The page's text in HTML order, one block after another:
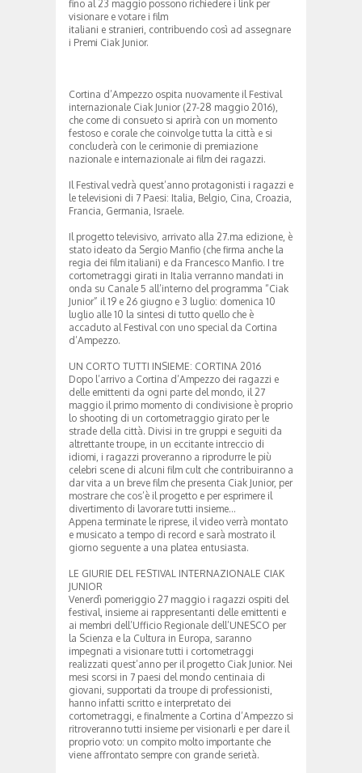
fino al 23 maggio possono richiedere i link per
visionare e votare i film
italiani e stranieri, contribuendo così ad assegnare
i Premi Ciak Junior.
Cortina d’Ampezzo ospita nuovamente il Festival
internazionale Ciak Junior (27-28 maggio 2016),
che come di consueto si aprirà con un momento
festoso e corale che coinvolge tutta la città e si
concluderà con le cerimonie di premiazione
nazionale e internazionale ai film dei ragazzi.
Il Festival vedrà quest’anno protagonisti i ragazzi e
le televisioni di 7 Paesi: Italia, Belgio, Cina, Croazia,
Francia, Germania, Israele.
Il progetto televisivo, arrivato alla 27.ma edizione, è
stato ideato da Sergio Manfio (che firma anche la
regia dei film italiani) e da Francesco Manfio. I tre
cortometraggi girati in Italia verranno mandati in
onda su Canale 5 all’interno del programma “Ciak
Junior” il 19 e 26 giugno e 3 luglio: domenica 10
luglio alle 10 la sintesi di tutto quello che è
accaduto al Festival con uno special da Cortina
d’Ampezzo.
UN CORTO TUTTI INSIEME: CORTINA 2016
Dopo l’arrivo a Cortina d’Ampezzo dei ragazzi e
delle emittenti da ogni parte del mondo, il 27
maggio il primo momento di condivisione è proprio
lo shooting di un cortometraggio girato per le
strade della città. Divisi in tre gruppi e seguiti da
altrettante troupe, in un eccitante intreccio di
idiomi, i ragazzi proveranno a riprodurre le più
celebri scene di alcuni film cult che contribuiranno a
dar vita a un breve film che presenta Ciak Junior, per
mostrare che cos’è il progetto e per esprimere il
divertimento di lavorare tutti insieme…
Appena terminate le riprese, il video verrà montato
e musicato a tempo di record e sarà mostrato il
giorno seguente a una platea entusiasta.
LE GIURIE DEL FESTIVAL INTERNAZIONALE CIAK
JUNIOR
Venerdì pomeriggio 27 maggio i ragazzi ospiti del
festival, insieme ai rappresentanti delle emittenti e
ai membri dell’Ufficio Regionale dell’UNESCO per
la Scienza e la Cultura in Europa, saranno
impegnati a visionare tutti i cortometraggi
realizzati quest’anno per il progetto Ciak Junior. Nei
mesi scorsi in 7 paesi del mondo centinaia di
giovani, supportati da troupe di professionisti,
hanno infatti scritto e interpretato dei
cortometraggi, e finalmente a Cortina d’Ampezzo si
ritroveranno tutti insieme per visionarli e per dare il
proprio voto: un compito molto importante che
viene affrontato sempre con grande serietà.